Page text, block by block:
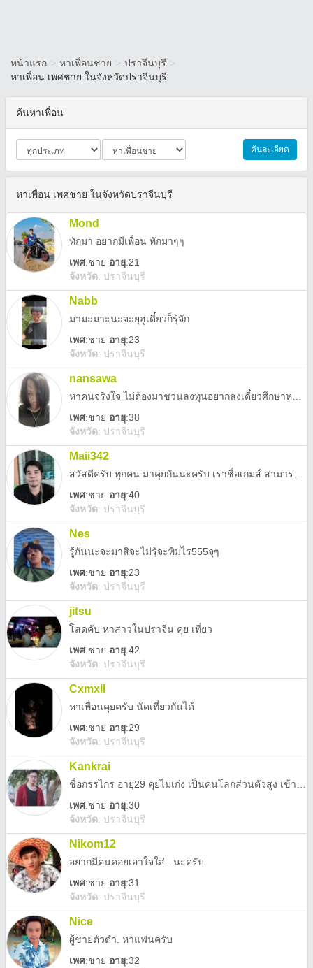
หน้าแรก > หาเพื่อนชาย > ปราจีนบุรี >
หาเพื่อน เพศชาย ในจังหวัดปราจีนบุรี
ค้นหาเพื่อน
ค้นละเอียด
หาเพื่อน เพศชาย ในจังหวัดปราจีนบุรี
Mond
ทักมา อยากมีเพื่อน ทักมาๆๆ
เพศ:ชาย อายุ:21
จังหวัด: ปราจีนบุรี
Nabb
มามะมาะนะจะยุฮูเดี๋ยวก็รุ้จัก
เพศ:ชาย อายุ:23
จังหวัด: ปราจีนบุรี
nansawa
เพศ:ชาย อายุ:38
จังหวัด: ปราจีนบุรี
Maii342
เพศ:ชาย อายุ:40
จังหวัด: ปราจีนบุรี
Nes
รู้กันนะจะมาสิจะไม่รุ้จะพิมไร555จุๆ
เพศ:ชาย อายุ:23
จังหวัด: ปราจีนบุรี
jitsu
โสดคับ หาสาวในปราจีน คุย เที่ยว
เพศ:ชาย อายุ:42
จังหวัด: ปราจีนบุรี
Cxmxll
หาเพื่อนคุยครับ นัดเที่ยวกันได้
เพศ:ชาย อายุ:29
จังหวัด: ปราจีนบุรี
Kankrai
เพศ:ชาย อายุ:30
จังหวัด: ปราจีนบุรี
Nikom12
อยากมีคนคอยเอาใจใส่...นะครับ
เพศ:ชาย อายุ:31
จังหวัด: ปราจีนบุรี
Nice
ผู้ชายตัวดำ. หาแฟนครับ
เพศ:ชาย อายุ:32